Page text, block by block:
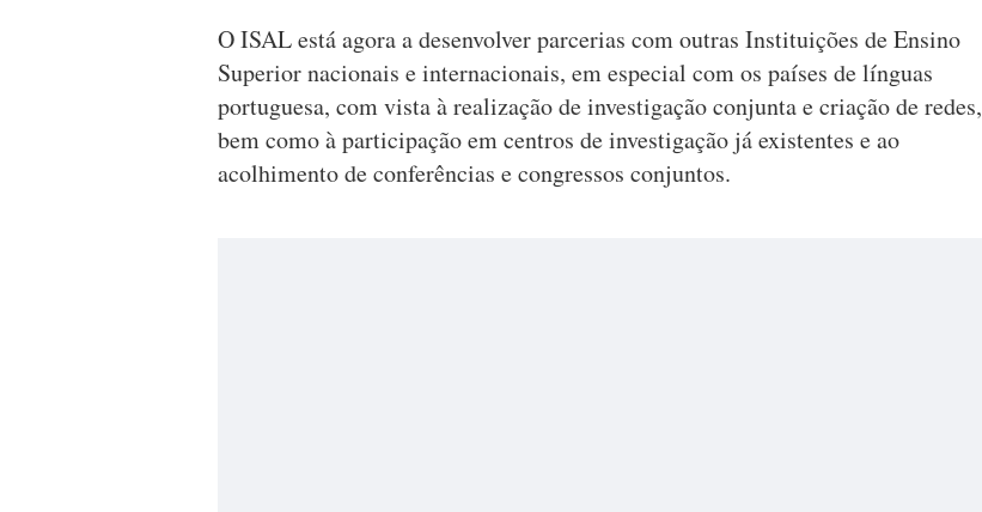
O ISAL está agora a desenvolver parcerias com outras Instituições de Ensino
Superior nacionais e internacionais, em especial com os países de línguas
portuguesa, com vista à realização de investigação conjunta e criação de redes,
bem como à participação em centros de investigação já existentes e ao
acolhimento de conferências e congressos conjuntos.